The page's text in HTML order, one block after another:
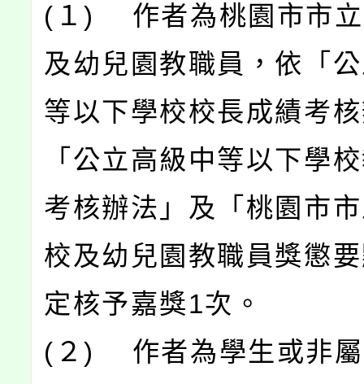
(１) 作者為桃園市市立
及幼兒園教職員，依「
等以下學校校長成績考
「公立高級中等以下學
考核辦法」及「桃園市
校及幼兒園教職員獎懲
定核予嘉獎1次。
(２) 作者為學生或非屬